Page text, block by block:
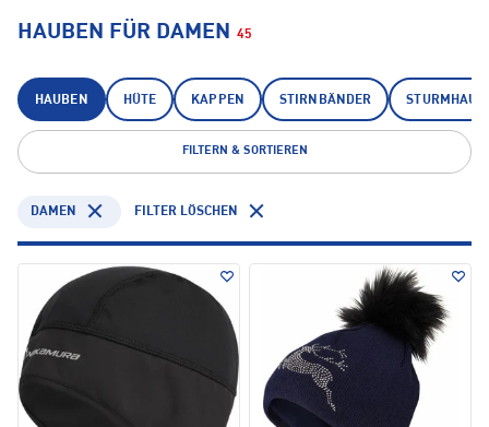
HAUBEN FÜR DAMEN 45
HAUBEN HÜTE KAPPEN STIRNBÄNDER
FILTERN & SORTIEREN
DAMEN FILTER LÖSCHEN